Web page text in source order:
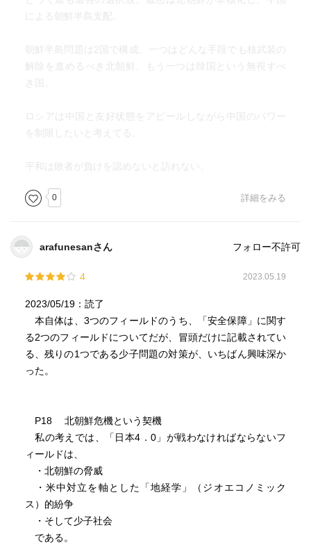
うなれば、朝鮮半島に中国軍がなだれこんでくる
・アメリカにとって、韓国は守るに値しない国であ
進言したにもかかわらず、韓国は実行していない。
・脆弱な韓国軍を補完するために、西ドイツとイタリ
アから武器をただ同然で導入できなにもかかわらず、韓国
・トランプの戦略は、核を放棄した北朝鮮がアメリカ
の保護下で経済的に成長するための援助をすることであっ
たが、うまくいっていない。ちなみに、南アと、リビアで
はうまく行った。
オエコノミックス）を重視する時代にはいった
地経学とは、地政学＋経済＋貿易 米中の対決でトランプ
が採用している戦略は、地経学をベースに組み立てられて
いることを語る
中国は、過去の時代に受けていた優遇措置をつかって、ア
メリカに経済的な挑戦をおこなっていて、トランプはその
特恵を取り去ろうとしている。
による朝鮮半島支配。
朝鮮半島問題は2国で構成、一つはどんな手段でも核武装の
解除を進めるべき北朝鮮、もう一つは韓国という無視すべ
き国。
ロシアは中国と友好状態をアピールしながら中国のパワー
を制限したいと考えてる。
平和は敗者が負けを認めないと訪れない。
0 詳細をみる
arafunesanさん フォロー不許可
4 2023.05.19
2023/05/19：読了
本自体は、3つのフィールドのうち、「安全保障」に関す
る2つのフィールドについてだが、冒頭だけに記載されてい
る、残りの1つである少子問題の対策が、いちばん興味深か
った。
P18 北朝鮮危機という契機
私の考えでは、「日本4．0」が戦わなければならないフ
ィールドは、
・北朝鮮の脅威
・米中対立を軸とした「地経学」（ジオエコノミック
ス）的紛争
・そして少子社会
である。